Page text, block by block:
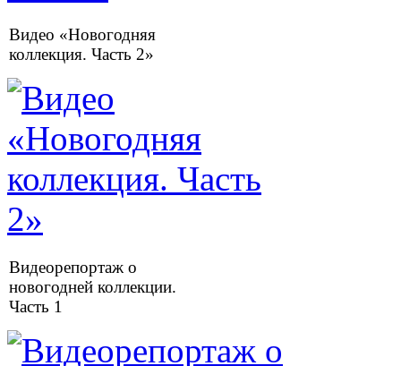
Видео «Новогодняя
коллекция. Часть 2»
Видеорепортаж о
новогодней коллекции.
Часть 1